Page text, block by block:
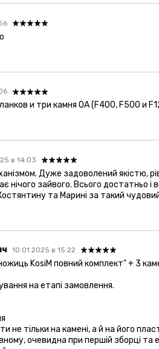
и три камня ОА (F400, F500 и
в 14:03
Дуже задоволений якістю,
нічого зайвого. Всього достатньо
та Марині за такий чудовий
10.01.2025 в 15:22
KosiM повний комплект" + 3
на етапі замовлення.
не тільки на камені, а й на його
очевидна при першій зборці та